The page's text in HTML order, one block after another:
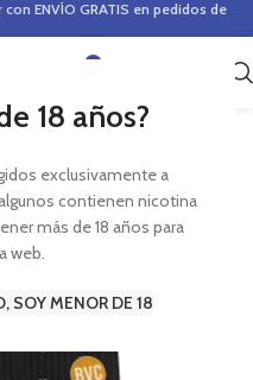
18 años?
exclusivamente a
contienen nicotina
más de 18 años para
web.
SOY MENOR DE 18
ENVÍO GRATIS en pedidos de
0